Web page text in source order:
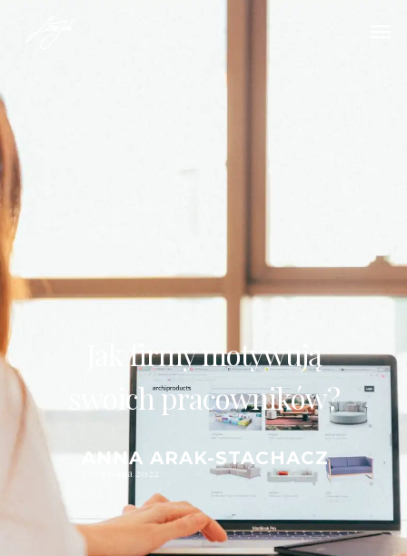
Jak firmy motywują
swoich pracowników?
ANNA ARAK-STACHACZ
5 września 2022